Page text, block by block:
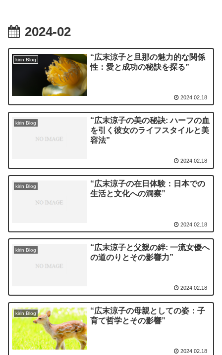
2024-02
kirin Blog
“広末涼子と旦那の魅力的な関係
性：愛と成功の秘訣を探る”
2024.02.18
kirin Blog
“広末涼子の美の秘訣: ハーフの血
を引く彼女のライフスタイルと美
容法”
2024.02.18
kirin Blog
“広末涼子の在日体験：日本での
生活と文化への洞察”
2024.02.18
kirin Blog
“広末涼子と父親の絆: 一流女優へ
の道のりとその影響力”
2024.02.18
kirin Blog
“広末涼子の母親としての姿：子
育て哲学とその影響”
2024.02.18